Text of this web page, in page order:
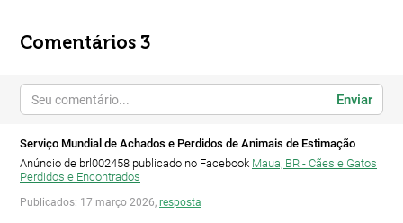
Comentários 3
Enviar
Serviço Mundial de Achados e Perdidos de Animais de Estimação
Anúncio de brl002458 publicado no Facebook Maua, BR - Cães e Gatos
Perdidos e Encontrados
Publicados: 17 março 2026, resposta